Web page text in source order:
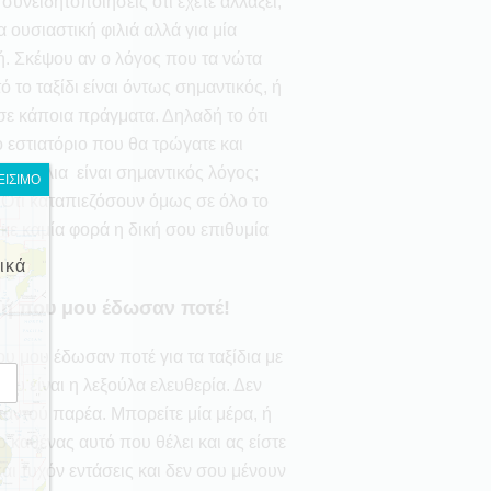
ουσιαστική φιλιά αλλά για μία
Σκέψου αν ο λόγος που τα νώτα
ταξίδι είναι όντως σημαντικός, ή
κάποια πράγματα. Δηλαδή το ότι
που θα τρώγατε και
χάλια είναι σημαντικός λόγος;
Ότι καταπιεζόσουν όμως σε όλο το
καμία φορά η δική σου επιθυμία
που μου έδωσαν ποτέ!
μου έδωσαν ποτέ για τα ταξίδια με
είναι η λεξούλα ελευθερία. Δεν
παντού παρέα. Μπορείτε μία μέρα, ή
αυτό που θέλει και ας είστε
τυχόν εντάσεις και δεν σου μένουν